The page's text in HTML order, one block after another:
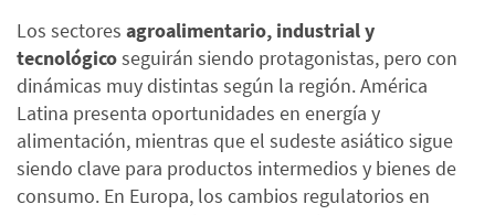
Los sectores agroalimentario, industrial y
tecnológicoseguirán siendo protagonistas, pero con
dinámicas muy distintas según la región. América
Latina presenta oportunidades en energía y
alimentación, mientras que el sudeste asiático sigue
siendo clave para productos intermedios y bienes de
consumo. En Europa, los cambios regulatorios en